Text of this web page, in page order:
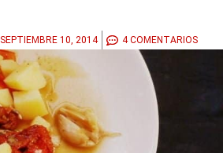
SEPTIEMBRE 10, 2014 4 COMENTARIOS